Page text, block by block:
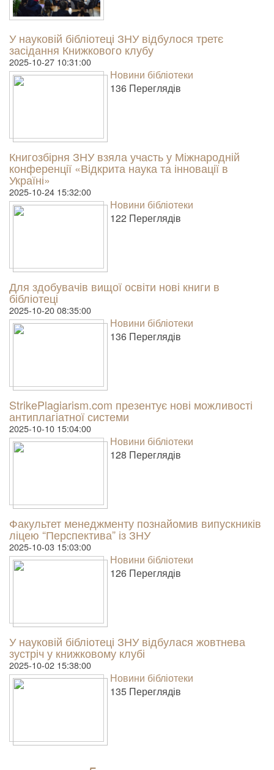
У науковій бібліотеці ЗНУ відбулося третє
засідання Книжкового клубу
2025-10-27 10:31:00
Новини бібліотеки
136 Пере­гля­дів
Книгозбірня ЗНУ взяла участь у Міжнародній
конференції «Відкрита наука та інновації в
Україні»
2025-10-24 15:32:00
Новини бібліотеки
122 Пере­гля­дів
Для здобувачів вищої освіти нові книги в
бібліотеці
2025-10-20 08:35:00
Новини бібліотеки
136 Пере­гля­дів
StrikePlagiarism.com презентує нові можливості
антиплагіатної системи
2025-10-10 15:04:00
Новини бібліотеки
128 Пере­гля­дів
Факультет менеджменту познайомив випускників
ліцею “Перспектива” із ЗНУ
2025-10-03 15:03:00
Новини бібліотеки
126 Пере­гля­дів
У науковій бібліотеці ЗНУ відбулася жовтнева
зустріч у книжковому клубі
2025-10-02 15:38:00
Новини бібліотеки
135 Пере­гля­дів